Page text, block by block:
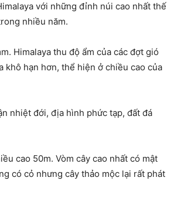
với những đỉnh núi cao nhất thế
nhiều năm.
Himalaya thu độ ẩm của các đợt gió
khô hạn hơn, thể hiện ở chiều cao của
nhiệt đới, địa hình phức tạp, đất đá
cao 50m. Vòm cây cao nhất có mật
có cỏ nhưng cây thảo mộc lại rất phát